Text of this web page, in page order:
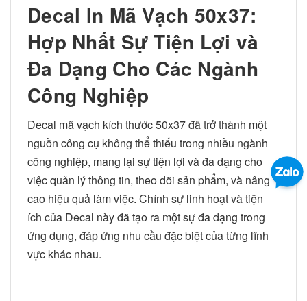
Decal In Mã Vạch 50x37:
Hợp Nhất Sự Tiện Lợi và
Đa Dạng Cho Các Ngành
Công Nghiệp
Decal mã vạch kích thước 50x37 đã trở thành một
nguồn công cụ không thể thiếu trong nhiều ngành
công nghiệp, mang lại sự tiện lợi và đa dạng cho
việc quản lý thông tin, theo dõi sản phẩm, và nâng
cao hiệu quả làm việc. Chính sự linh hoạt và tiện
ích của Decal này đã tạo ra một sự đa dạng trong
ứng dụng, đáp ứng nhu cầu đặc biệt của từng lĩnh
vực khác nhau.